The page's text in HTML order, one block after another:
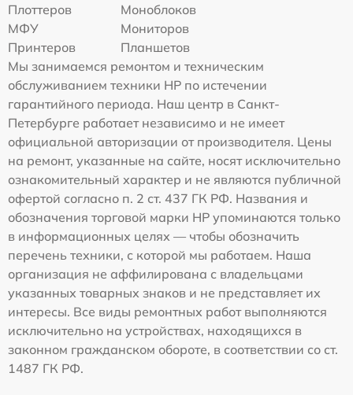
Плоттеров
Моноблоков
МФУ
Мониторов
Принтеров
Планшетов
Мы занимаемся ремонтом и техническим
обслуживанием техники HP по истечении
гарантийного периода. Наш центр в Санкт-
Петербурге работает независимо и не имеет
официальной авторизации от производителя. Цены
на ремонт, указанные на сайте, носят исключительно
ознакомительный характер и не являются публичной
офертой согласно п. 2 ст. 437 ГК РФ. Названия и
обозначения торговой марки HP упоминаются только
в информационных целях — чтобы обозначить
перечень техники, с которой мы работаем. Наша
организация не аффилирована с владельцами
указанных товарных знаков и не представляет их
интересы. Все виды ремонтных работ выполняются
исключительно на устройствах, находящихся в
законном гражданском обороте, в соответствии со ст.
1487 ГК РФ.